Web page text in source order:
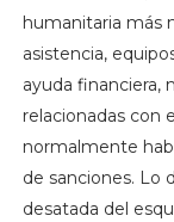
humanitaria más
asistencia,
ayuda financiera,
relacionadas con
normalmente
de sanciones. Lo
desatada del